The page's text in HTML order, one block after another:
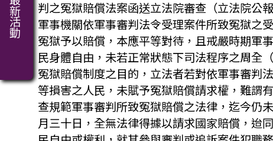
判之冤獄賠償法案函送立法院審查（立法院公
軍事機關依軍事審判法令受理案件所致冤獄之
冤獄予以賠償，本應平等對待，且戒嚴時期軍
民身體自由，未若正常狀態下司法程序之周全
冤獄賠償制度之目的，立法者若對依軍事審判
等損害之人民，未賦予冤獄賠償請求權，難謂
查規範軍事審判所致冤獄賠償之法律，迄今仍
月三十日，全無法律得據以請求國家賠償，迨
最新活動